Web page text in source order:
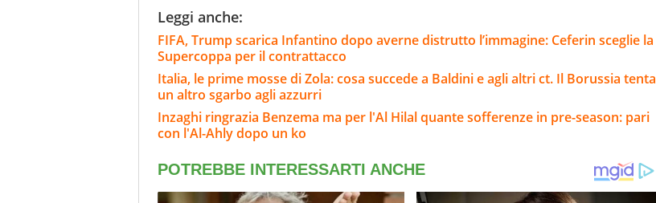
Leggi anche:
FIFA, Trump scarica Infantino dopo averne distrutto l’immagine: Ceferin sceglie la
Supercoppa per il contrattacco
Italia, le prime mosse di Zola: cosa succede a Baldini e agli altri ct. Il Borussia tenta
un altro sgarbo agli azzurri
Inzaghi ringrazia Benzema ma per l'Al Hilal quante sofferenze in pre-season: pari
con l'Al-Ahly dopo un ko